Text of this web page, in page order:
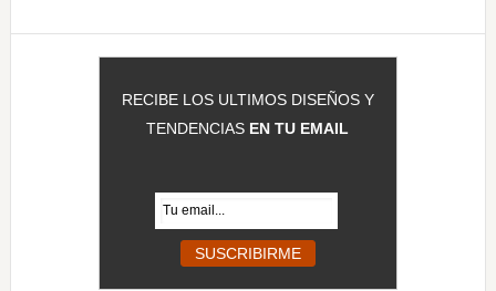
RECIBE LOS ULTIMOS DISEÑOS Y
TENDENCIAS EN TU EMAIL